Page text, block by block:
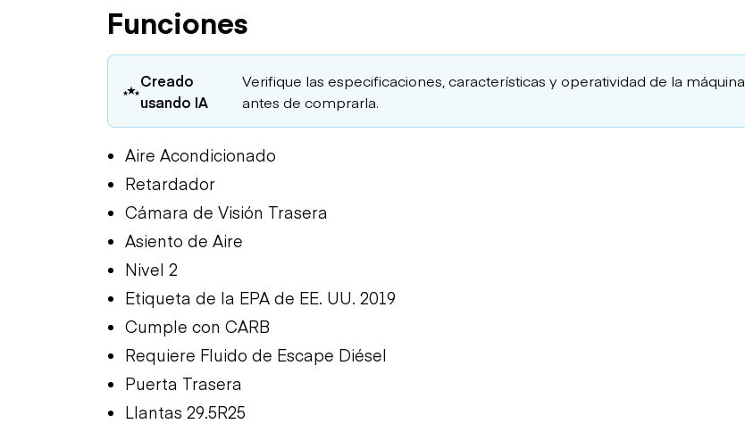
Funciones
Creado
usando IA
Verifique las especificaciones, características y operatividad de la máquina
antes de comprarla.
Aire Acondicionado
Retardador
Cámara de Visión Trasera
Asiento de Aire
Nivel 2
Etiqueta de la EPA de EE. UU. 2019
Cumple con CARB
Requiere Fluido de Escape Diésel
Puerta Trasera
Llantas 29.5R25